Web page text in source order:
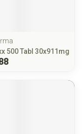
500 Tabl 30x911mg